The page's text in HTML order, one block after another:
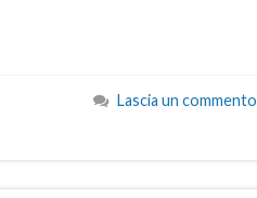
Lascia un commento